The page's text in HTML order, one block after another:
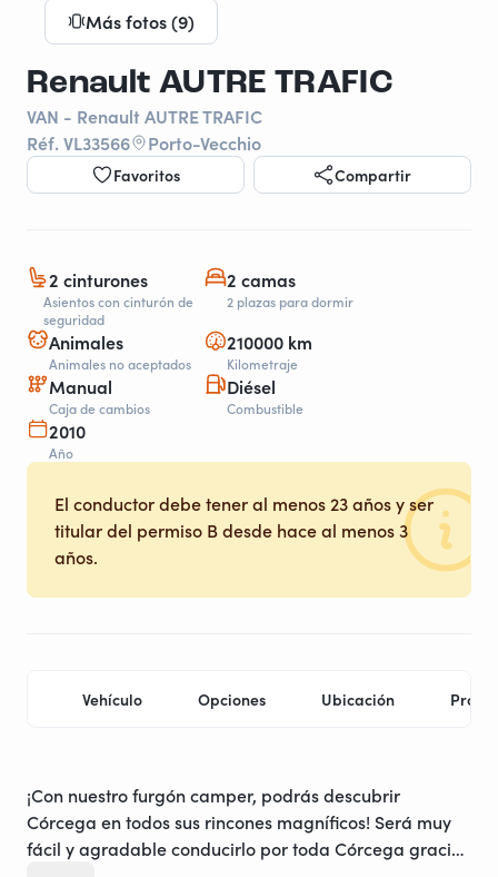
Más fotos (9)
Renault AUTRE TRAFIC
VAN - Renault AUTRE TRAFIC
Réf. VL33566
Porto-Vecchio
Favoritos Compartir
2 cinturones
Asientos con cinturón de
seguridad
2 camas
2 plazas para dormir
Animales
Animales no aceptados
210000 km
Kilometraje
Manual
Caja de cambios
Diésel
Combustible
2010
Año
El conductor debe tener al menos 23 años y ser
titular del permiso B desde hace al menos 3
años.
Vehículo Opciones Ubicación
¡Con nuestro furgón camper, podrás descubrir
Córcega en todos sus rincones magníficos! Será muy
fácil y agradable conducirlo por toda Córcega gracias